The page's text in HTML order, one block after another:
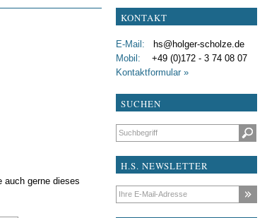
testxdddfdf
Liebe Kollegen
auch gerne dieses
KONTAKT
E-Mail:
hs@holger-scholze.de
Mobil: +49 (0)172 - 3 74 08 07
Kontaktformular »
SUCHEN
Suchbegriffe
H.S. NEWSLETTER
E-Mail-Adresse